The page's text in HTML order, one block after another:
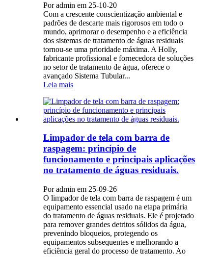
Por admin em 25-10-20
Com a crescente conscientização ambiental e
padrões de descarte mais rigorosos em todo o
mundo, aprimorar o desempenho e a eficiência
dos sistemas de tratamento de águas residuais
tornou-se uma prioridade máxima. A Holly,
fabricante profissional e fornecedora de soluções
no setor de tratamento de água, oferece o
avançado Sistema Tubular...
Leia mais
Limpador de tela com barra de
raspagem: princípio de
funcionamento e principais aplicações
no tratamento de águas residuais.
Por admin em 25-09-26
O limpador de tela com barra de raspagem é um
equipamento essencial usado na etapa primária
do tratamento de águas residuais. Ele é projetado
para remover grandes detritos sólidos da água,
prevenindo bloqueios, protegendo os
equipamentos subsequentes e melhorando a
eficiência geral do processo de tratamento. Ao